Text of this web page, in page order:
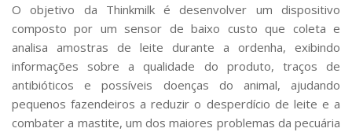
Defesa de Teses
O objetivo da Thinkmilk é desenvolver um dispositivo
composto por um sensor de baixo custo que coleta e
analisa amostras de leite durante a ordenha, exibindo
informações sobre a qualidade do produto, traços de
antibióticos e possíveis doenças do animal, ajudando
pequenos fazendeiros a reduzir o desperdício de leite e a
combater a mastite, um dos maiores problemas da pecuária